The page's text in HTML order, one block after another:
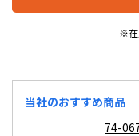
※在
当社のおすすめ商品
74-